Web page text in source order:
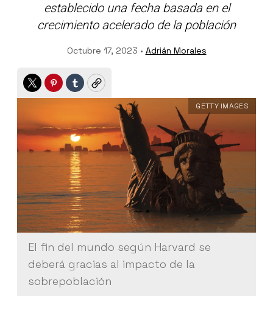
establecido una fecha basada en el
crecimiento acelerado de la población
Octubre 17, 2023 • Adrián Morales
TwitterPinterest
TumblrCopy
El fin del mundo según Harvard se
deberá gracias al impacto de la
sobrepoblación
GETTY IMAGES